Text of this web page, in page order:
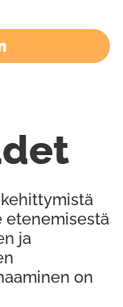
etenemisestä
ja
on